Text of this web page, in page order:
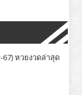
หวยงวดล่าสุด